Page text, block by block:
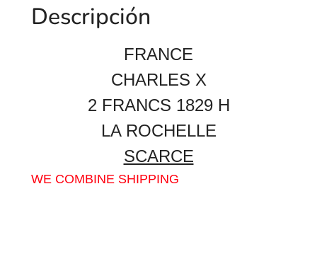
Descripción
FRANCE
CHARLES X
2 FRANCS 1829 H
LA ROCHELLE
SCARCE
WE COMBINE SHIPPING